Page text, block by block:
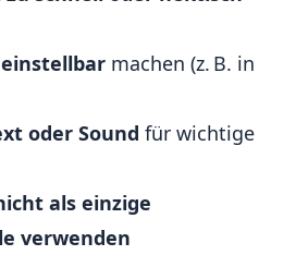
machen (z. B. in
oder Sound für wichtige
als einzige
verwenden